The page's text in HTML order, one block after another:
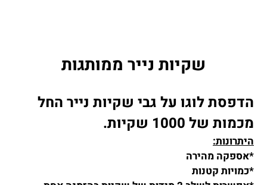
שקיות נייר ממותגות
הדפסת לוגו על גבי שקיות נייר החל
מכמות של 1000 שקיות.
היתרונות:
*אספקה מהירה
*כמויות קטנות